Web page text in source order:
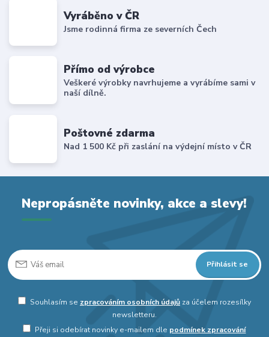
Vyráběno v ČR
Jsme rodinná firma ze severních Čech
Přímo od výrobce
Veškeré výrobky navrhujeme a vyrábíme sami v
naší dílně.
Poštovné zdarma
Nad 1 500 Kč při zaslání na výdejní místo v ČR
Nepropásněte novinky, akce a slevy!
Přihlásit se
Souhlasím se zpracováním osobních údajůza účelem rozesílky
newsletteru.
Přeji si odebírat novinky e-mailem dle podmínek zpracování